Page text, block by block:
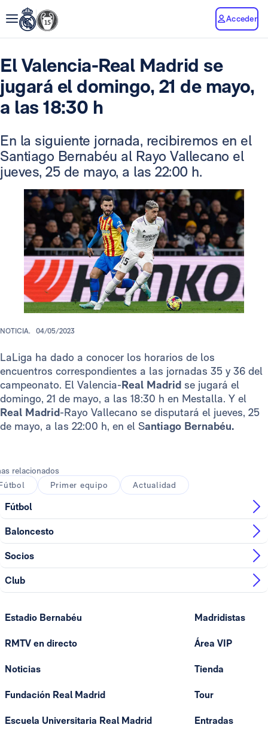
Acceder
El Valencia-Real Madrid se
jugará el domingo, 21 de mayo,
a las 18:30 h
En la siguiente jornada, recibiremos en el
Santiago Bernabéu al Rayo Vallecano el
jueves, 25 de mayo, a las 22:00 h.
NOTICIA. 04/05/2023
LaLiga ha dado a conocer los horarios de los
encuentros correspondientes a las jornadas 35 y 36 del
campeonato. El Valencia-Real Madrid se jugará el
domingo, 21 de mayo, a las 18:30 h en Mestalla. Y el
Real Madrid-Rayo Vallecano se disputará el jueves, 25
de mayo, a las 22:00 h, en el Santiago Bernabéu.
relacionados
Primer equipo Actualidad
Fútbol
Baloncesto
Socios
Club
Estadio Bernabéu
RMTV en directo
Noticias
Fundación Real Madrid
Escuela Universitaria Real Madrid
Madridistas
Área VIP
Tienda
Tour
Entradas